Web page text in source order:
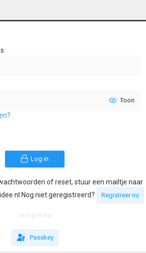
Toon
Log in
of reset, stuur een mailtje naar
nl Nog niet geregistreerd?
Registreer nu
or log in via
Passkey